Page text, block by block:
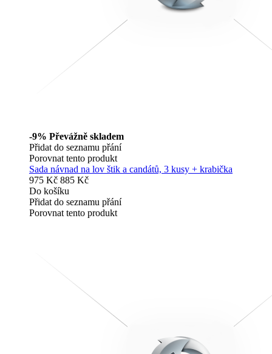
-9% Převážně skladem
Přidat do seznamu přání
Porovnat tento produkt
Sada návnad na lov štik a candátů, 3 kusy + krabička
975 Kč 885 Kč
Do košíku
Přidat do seznamu přání
Porovnat tento produkt